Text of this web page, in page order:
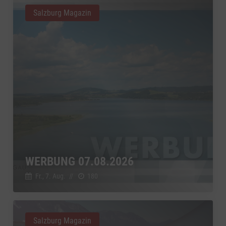
WERBUNG 07.08.2026
Salzburg Magazin
Salzburg Magazin